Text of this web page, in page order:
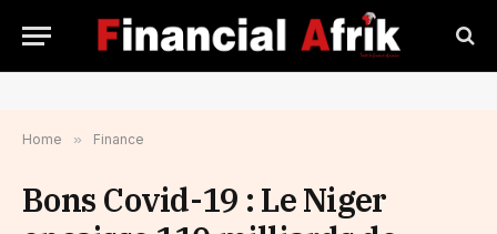
Home » Finance
Bons Covid-19 : Le Niger